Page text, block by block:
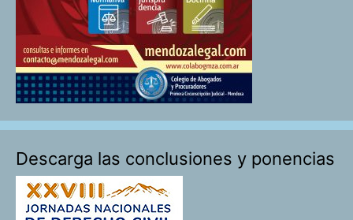
Descarga las conclusiones y ponencias